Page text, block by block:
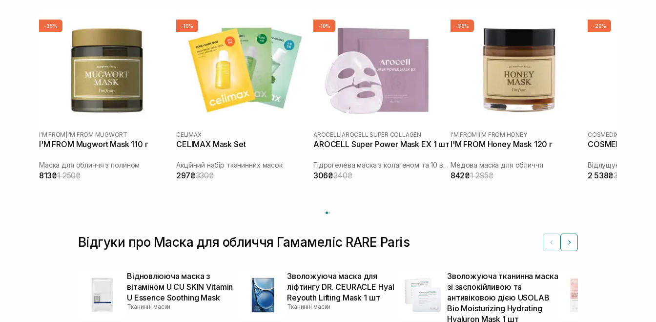
-35%
I'M FROM I'M FROM MUGWORT
I'M FROM Mugwort Mask 110 г
Маска для обличчя з полином
813₴1 250₴
-10%
CELIMAX
CELIMAX Mask Set
Акційний набір тканинних масок
297₴330₴
-10%
AROCELL AROCELL SUPER COLLAGEN
AROCELL Super Power Mask EX 1 шт
Гідрогелева маска з колагеном та 10 видами гіалуронової кислоти
306₴340₴
-35%
I'M FROM I'M FROM HONEY
I'M FROM Honey Mask 120 г
Медова маска для обличчя
842₴1 295₴
-20%
COSMEDIX
COSMEDIX Pure
2 538₴3 172₴
Відгуки про Маска для обличчя Гамамеліс RARE Paris
Відновлююча маска з
вітаміном U CU SKIN Vitamin
U Essence Soothing Mask
Тканинні маски
Зволожуюча маска для
ліфтингу DR. CEURACLE Hyal
Reyouth Lifting Mask 1 шт
Тканинні маски
Зволожуюча тканинна маска
зі заспокійливою та
антивіковою дією USOLAB
Bio Moisturizing Hydrating
Hyaluron Mask 1 шт